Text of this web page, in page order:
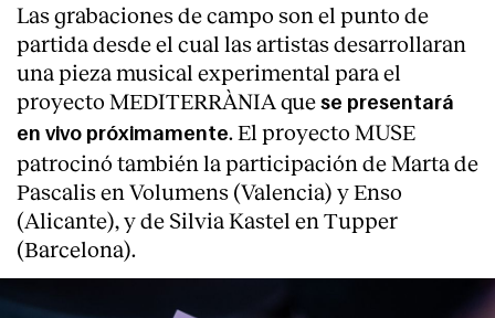
Las grabaciones de campo son el punto de
partida desde el cual las artistas desarrollaran
una pieza musical experimental para el
proyecto MEDITERRÀNIA que se presentará
en vivo próximamente. El proyecto MUSE
patrocinó también la participación de Marta de
Pascalis en Volumens (Valencia) y Enso
(Alicante), y de Silvia Kastel en Tupper
(Barcelona).